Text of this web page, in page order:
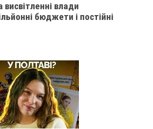
ВІДОМО?
НІЧНА РАКЕТНА
влади
бюджети і постійні